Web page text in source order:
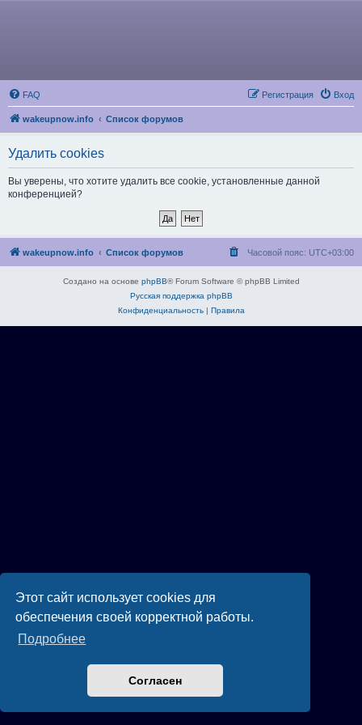
Этот сайт использует cookies для
обеспечения своей корректной работы.
Подробнее
Согласен
FAQ Вход
Регистрация
wakeupnow.info Список форумов
Удалить cookies
Вы уверены, что хотите удалить все cookie, установленные данной
конференцией?
wakeupnow.info Список форумов Часовой пояс: UTC+03:00
Создано на основе phpBB® Forum Software © phpBB Limited
Русская поддержка phpBB
Конфиденциальность| Правила